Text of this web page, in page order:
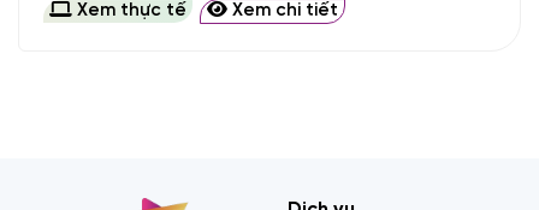
Xem thực tế Xem chi tiết